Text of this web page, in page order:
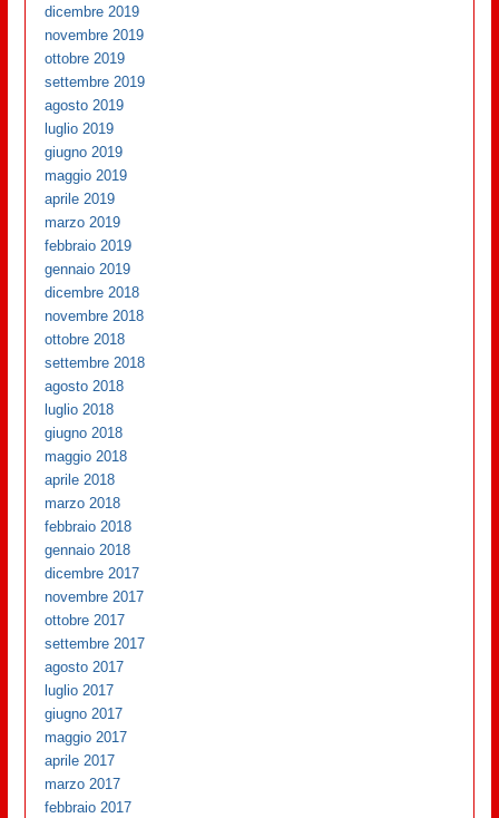
dicembre 2019
novembre 2019
ottobre 2019
settembre 2019
agosto 2019
luglio 2019
giugno 2019
maggio 2019
aprile 2019
marzo 2019
febbraio 2019
gennaio 2019
dicembre 2018
novembre 2018
ottobre 2018
settembre 2018
agosto 2018
luglio 2018
giugno 2018
maggio 2018
aprile 2018
marzo 2018
febbraio 2018
gennaio 2018
dicembre 2017
novembre 2017
ottobre 2017
settembre 2017
agosto 2017
luglio 2017
giugno 2017
maggio 2017
aprile 2017
marzo 2017
febbraio 2017